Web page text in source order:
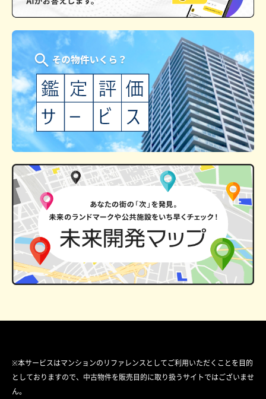
※本サービスはマンションのリファレンスとしてご利用いただくことを目的
としておりますので、中古物件を販売目的に取り扱うサイトではございませ
ん。